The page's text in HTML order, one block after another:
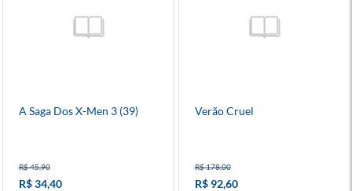
A Saga Dos X-Men 3 (39)
R$ 45,90
R$ 34,40
Verão Cruel
R$ 178,00
R$ 92,60